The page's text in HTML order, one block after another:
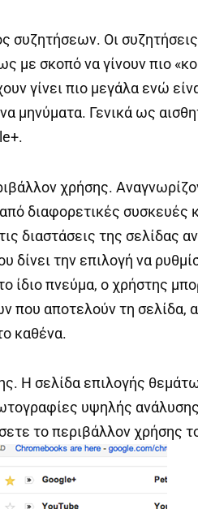
συζητήσεων. Οι
με σκοπό να γίνουν πιο
γίνει πιο μεγάλα ενώ
μηνύματα. Γενικά ως
χρήσης.
διαφορετικές συσκευές
διαστάσεις της σελίδας
δίνει την επιλογή να
ίδιο πνεύμα, ο χρήστης
που αποτελούν τη σελίδα,
καθένα.
Η σελίδα επιλογής
υψηλής
το περιβάλλον χρήσης